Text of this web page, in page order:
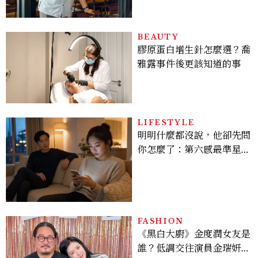
BEAUTY
膠原蛋白增生針怎麼選？喬
雅露事件後更該知道的事
LIFESTYLE
明明什麼都沒說，他卻先問
你怎麼了：第六感最準星座
FASHION
《黑白大廚》金度潤女友是
誰？低調交往演員金瑞妍、